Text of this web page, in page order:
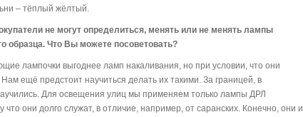
– тёплый жёлтый.
не могут определиться, менять или не менять лампы
образца. Что Вы можете посоветовать?
лампочки выгоднее ламп накаливания, но при условии, что они
ещё предстоит научиться делать их такими. За границей, в
Для освещения улиц мы применяем только лампы ДРЛ
что они долго служат, в отличие, например, от саранских. Конечно, они и